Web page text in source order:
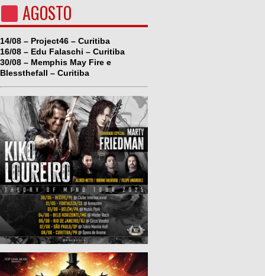
AGOSTO
14/08 – Project46 – Curitiba
16/08 – Edu Falaschi – Curitiba
30/08 – Memphis May Fire e
Blessthefall – Curitiba